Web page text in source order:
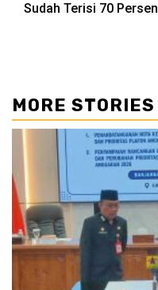
Sudah Terisi 70 Persen
MORE STORIES